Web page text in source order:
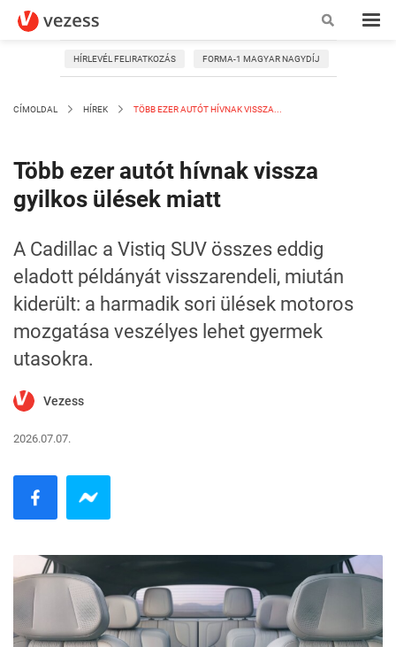
HÍRLEVÉL FELIRATKOZÁS FORMA-1 MAGYAR NAGYDÍJ
CÍMOLDAL HÍREK TÖBB EZER AUTÓT HÍVNAK VISSZA...
Több ezer autót hívnak vissza
gyilkos ülések miatt
A Cadillac a Vistiq SUV összes eddig
eladott példányát visszarendeli, miután
kiderült: a harmadik sori ülések motoros
mozgatása veszélyes lehet gyermek
utasokra.
Vezess
2026.07.07.